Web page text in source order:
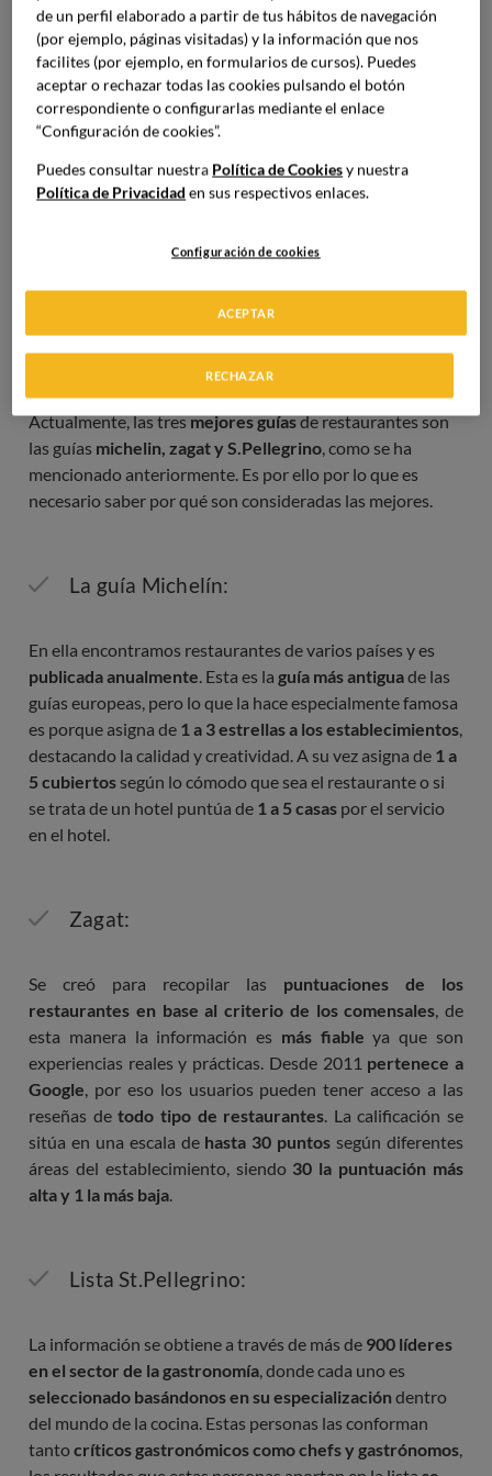
Las 5 mejores guías de
Actualmente, las tresmejores guíasde restaurantes son
las guías michelin, zagat y S.Pellegrino, como se ha
mencionado anteriormente. Es por ello por lo que es
necesario saber por qué son consideradas las mejores.
La guía Michelín:
En ella encontramos restaurantes de varios países y es
publicada anualmente. Esta es la guía más antiguade las
guías europeas, pero lo que la hace especialmente famosa
es porque asigna de 1 a 3 estrellas a los establecimientos,
destacando la calidad y creatividad. A su vez asigna de 1 a
5 cubiertos según lo cómodo que sea el restaurante o si
se trata de un hotel puntúa de 1 a 5 casas por el servicio
en el hotel.
Zagat:
Se creó para recopilar las puntuaciones de los
restaurantes en base al criterio de los comensales, de
esta manera la información es más fiable ya que son
experiencias reales y prácticas. Desde 2011 pertenece a
Google, por eso los usuarios pueden tener acceso a las
reseñas detodo tipo de restaurantes. La calificación se
sitúa en una escala de hasta 30 puntos según diferentes
áreas del establecimiento, siendo 30 la puntuación más
alta y 1 la más baja.
Lista St.Pellegrino:
La información se obtiene a través de más de 900 líderes
en el sector de la gastronomía, donde cada uno es
seleccionado basándonos en su especialización dentro
del mundo de la cocina. Estas personas las conforman
tantocríticos gastronómicos como chefs y gastrónomos,
de un perfil elaborado a partir de tus hábitos de navegación
(por ejemplo, páginas visitadas) y la información que nos
facilites (por ejemplo, en formularios de cursos). Puedes
aceptar o rechazar todas las cookies pulsando el botón
correspondiente o configurarlas mediante el enlace
“Configuración de cookies”.
Puedes consultar nuestra Política de Cookiesy nuestra
Política de Privacidad en sus respectivos enlaces.
Configuración de cookies
RECHAZAR
ACEPTAR